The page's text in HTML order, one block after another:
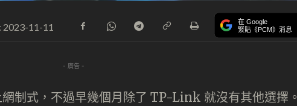
2023-11-11 在 Google
緊貼《PCM》消息
- 廣告 -
制式，不過早幾個月除了 TP-Link 就沒有其他選擇。